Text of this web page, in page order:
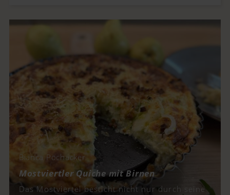
Bianca Pöchacker
Mostviertler Quiche mit Birnen
Das Mostviertel besticht nicht nur durch seine